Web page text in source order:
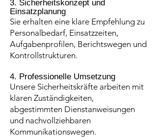
3. Sicherheitskonzept und
Einsatzplanung
Sie erhalten eine klare Empfehlung zu
Personalbedarf, Einsatzzeiten,
Aufgabenprofilen, Berichtswegen und
Kontrollstrukturen.
4. Professionelle Umsetzung
Unsere Sicherheitskräfte arbeiten mit
klaren Zuständigkeiten,
abgestimmten Dienstanweisungen
und nachvollziehbaren
Kommunikationswegen.